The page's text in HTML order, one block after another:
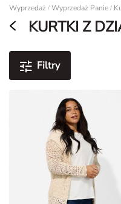
Wyprzedaż / Wyprzedaż Panie /
KURTKI Z
Filtry